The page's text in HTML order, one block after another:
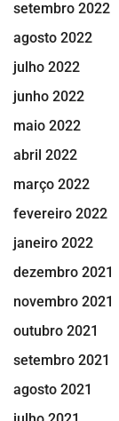
setembro 2022
agosto 2022
julho 2022
junho 2022
maio 2022
abril 2022
março 2022
fevereiro 2022
janeiro 2022
dezembro 2021
novembro 2021
outubro 2021
setembro 2021
agosto 2021